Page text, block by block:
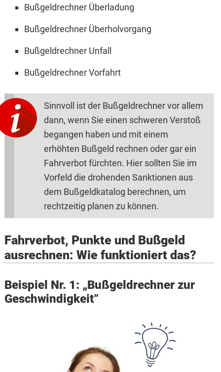
Bußgeldrechner Überladung
Bußgeldrechner Überholvorgang
Bußgeldrechner Unfall
Bußgeldrechner Vorfahrt
Sinnvoll ist der Bußgeldrechner vor allem
dann, wenn Sie einen schweren Verstoß
begangen haben und mit einem
erhöhten Bußgeld rechnen oder gar ein
Fahrverbot fürchten. Hier sollten Sie im
Vorfeld die drohenden Sanktionen aus
dem Bußgeldkatalog berechnen, um
rechtzeitig planen zu können.
Fahrverbot, Punkte und Bußgeld
ausrechnen: Wie funktioniert das?
Beispiel Nr. 1: „Bußgeldrechner zur
Geschwindigkeit“